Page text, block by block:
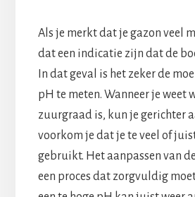
Als je merkt dat je gazon veel
dat een indicatie zijn dat de
In dat geval is het zeker de
pH te meten. Wanneer je weet
zuurgraad is, kun je gerichter
voorkom je dat je te veel of
gebruikt. Het aanpassen van
een proces dat zorgvuldig